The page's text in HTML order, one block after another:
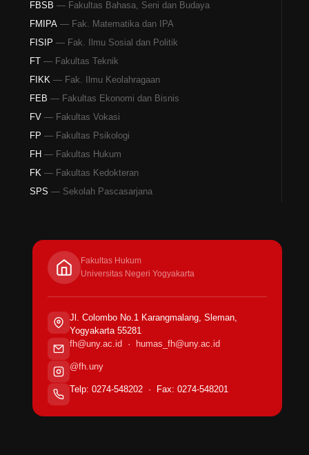
FBSB — Fakultas Bahasa, Seni dan Budaya
FMIPA — Fak. Matematika dan IPA
FISIP — Fak. Ilmu Sosial dan Politik
FT — Fakultas Teknik
FIKK — Fak. Ilmu Keolahragaan
FEB — Fakultas Ekonomi dan Bisnis
FV — Fakultas Vokasi
FP — Fakultas Psikologi
FH — Fakultas Hukum
FK — Fakultas Kedokteran
SPS — Sekolah Pascasarjana
Fakultas Hukum
Universitas Negeri Yogyakarta
Jl. Colombo No.1 Karangmalang, Sleman,
Yogyakarta 55281
fh@uny.ac.id · humas_fh@uny.ac.id
@fh.uny
Telp: 0274-548202 · Fax: 0274-548201